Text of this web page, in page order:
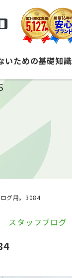
いための基礎知識
グ用。3084
スタッフブログ